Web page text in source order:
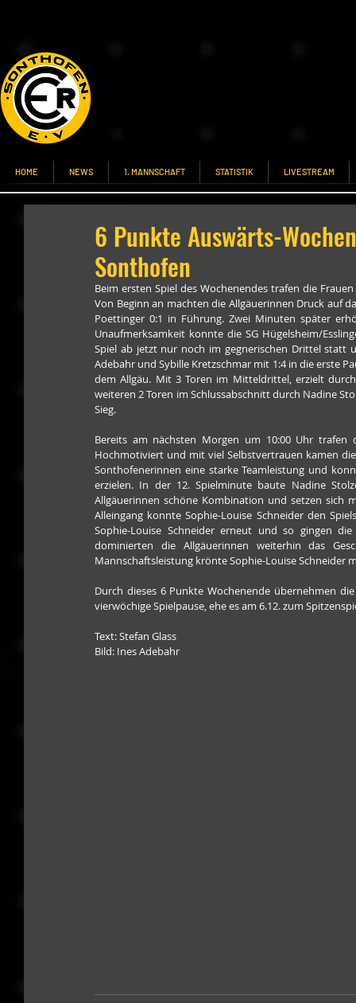
HOME NEWS 1. MANNSCHAFT STATISTIK LIVESTREAM
6 Punkte Auswärts-
Sonthofen
Beim ersten Spiel des Wochenendes trafen die
Von Beginn an machten die Allgäuerinnen Druck auf
Poettinger 0:1 in Führung. Zwei Minuten später
Unaufmerksamkeit konnte die SG Hügelsheim/
Spiel ab jetzt nur noch im gegnerischen Drittel statt
Adebahr und Sybille Kretzschmar mit 1:4 in die erste
dem Allgäu. Mit 3 Toren im Mitteldrittel, erzielt
weiteren 2 Toren im Schlussabschnitt durch Nadine
Sieg.
Bereits am nächsten Morgen um 10:00 Uhr trafen
Hochmotiviert und mit viel Selbstvertrauen kamen
Sonthofenerinnen eine starke Teamleistung und
erzielen. In der 12. Spielminute baute Nadine
Allgäuerinnen schöne Kombination und setzen sich
Alleingang konnte Sophie-Louise Schneider den
Sophie-Louise Schneider erneut und so gingen
dominierten die Allgäuerinnen weiterhin das
Mannschaftsleistung krönte Sophie-Louise Schneider
Durch dieses 6 Punkte Wochenende übernehmen
vierwöchige Spielpause, ehe es am 6.12. zum
Text: Stefan Glass
Bild: Ines Adebahr